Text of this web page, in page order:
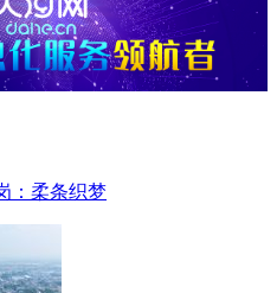
：柔条织梦